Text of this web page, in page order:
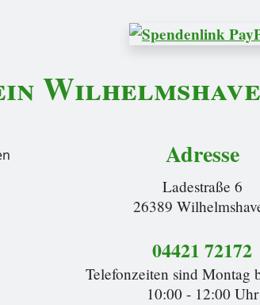
Adresse
Ladestraße 6
26389
04421 72172
Telefonzeiten sind Montag
10:00 - 12:00 Uhr